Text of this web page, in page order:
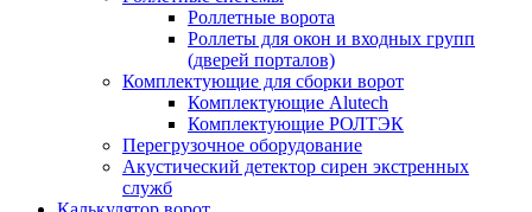
Роллетные ворота
Роллеты для окон и входных групп
(дверей порталов)
Комплектующие для сборки ворот
Комплектующие Alutech
Комплектующие РОЛТЭК
Перегрузочное оборудование
Акустический детектор сирен экстренных
служб